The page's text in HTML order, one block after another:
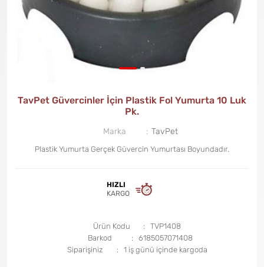
TavPet Güvercinler İçin Plastik Fol Yumurta 10 Luk
Pk.
Marka TavPet
Plastik Yumurta Gerçek Güvercin Yumurtası Boyundadır.
HIZLI
KARGO
Ürün Kodu
TVP1408
Barkod
6185057071408
Siparişiniz
1 iş günü içinde kargoda